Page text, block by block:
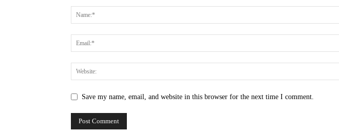
Save my name, email, and website in this browser for the next time I comment.